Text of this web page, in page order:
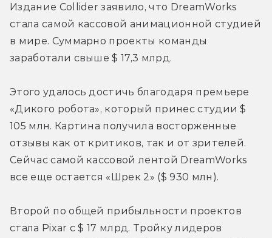
Издание Collider заявило, что DreamWorks
стала самой кассовой анимационной студией
в мире. Суммарно проекты команды
заработали свыше $ 17,3 млрд.
Этого удалось достичь благодаря премьере
«Дикого робота», который принес студии $
105 млн. Картина получила восторженные
Сейчас самой кассовой лентой DreamWorks
все еще остается «Шрек 2» ($ 930 млн).
Второй по общей прибыльности проектов
стала Pixar с $ 17 млрд. Тройку лидеров